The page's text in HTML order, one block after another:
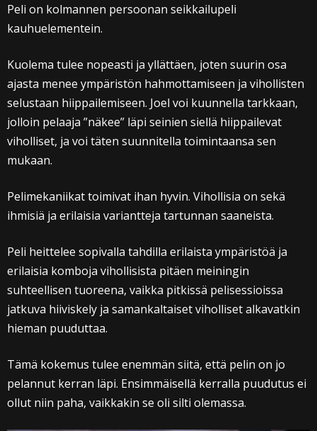
Peli on kolmannen persoonan seikkailupeli
kauhuelementein.
Kuolema tulee nopeasti ja yllättäen, joten suurin osa
ajasta menee ympäristön hahmottamiseen ja vihollisten
selustaan hiippailemiseen. Joel voi kuunnella tarkkaan,
jolloin pelaaja ”näkee” läpi seinien siellä hiippailevat
viholliset, ja voi täten suunnitella toimintaansa sen
mukaan.
Pelimekaniikat toimivat ihan hyvin. Vihollisia on sekä
ihmisiä ja erilaisia variantteja tartunnan saaneista.
Peli heittelee sopivalla tahdilla erilaista ympäristöä ja
erilaisia komboja vihollisista pitäen meiningin
suhteellisen tuoreena, vaikka pitkissä pelisessioissa
jatkuva hiiviskely ja samankaltaiset viholliset alkavatkin
hieman puuduttaa.
Tämä kokemus tulee enemmän siitä, että pelin on jo
pelannut kerran läpi. Ensimmäisellä kerralla puudutus ei
ollut niin paha, vaikkakin se oli silti olemassa.